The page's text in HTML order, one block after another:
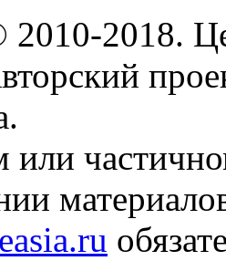
2018.
или